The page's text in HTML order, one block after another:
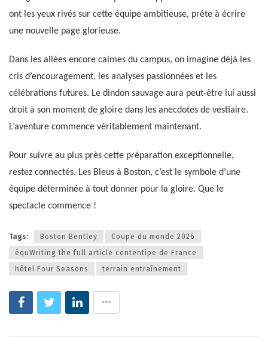
ont les yeux rivés sur cette équipe ambitieuse, prête à écrire
une nouvelle page glorieuse.
Dans les allées encore calmes du campus, on imagine déjà les
cris d’encouragement, les analyses passionnées et les
célébrations futures. Le dindon sauvage aura peut-être lui aussi
droit à son moment de gloire dans les anecdotes de vestiaire.
L’aventure commence véritablement maintenant.
Pour suivre au plus près cette préparation exceptionnelle,
restez connectés. Les Bleus à Boston, c’est le symbole d’une
équipe déterminée à tout donner pour la gloire. Que le
spectacle commence !
Tags: Boston Bentley
Coupe du monde 2026
équWriting the full article contentipe de France
hôtel Four Seasons
terrain entraînement